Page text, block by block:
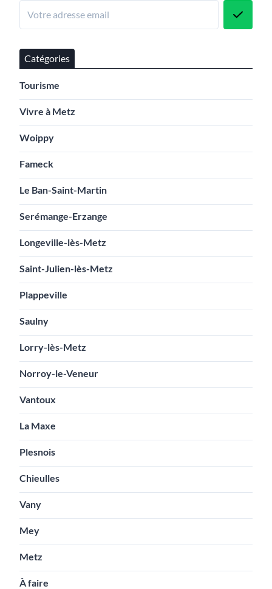
Catégories
Tourisme
Vivre à Metz
Woippy
Fameck
Le Ban-Saint-Martin
Serémange-Erzange
Longeville-lès-Metz
Saint-Julien-lès-Metz
Plappeville
Saulny
Lorry-lès-Metz
Norroy-le-Veneur
Vantoux
La Maxe
Plesnois
Chieulles
Vany
Mey
Metz
À faire